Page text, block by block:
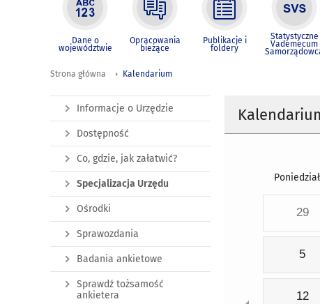
Dane o
województwie
Opracowania
bieżące
Publikacje i
foldery
Statystyczne
Vademecum
Strona główna Kalendarium
29
5
12
Informacje o Urzędzie
Dostępność
Co, gdzie, jak załatwić?
Specjalizacja Urzędu
Ośrodki
Sprawozdania
Badania ankietowe
Sprawdź tożsamość
ankietera